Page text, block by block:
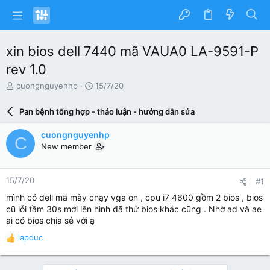
xin bios dell 7440 mã VAUA0 LA-9591-P
rev 1.0
N
ư
ờ
i
k
h
ở
i
t
o
cuongnguyenhp
N
y
ử
i
15/7/20
Pan bệnh tổng hợp - thảo luận - hướng dẫn sửa
C cuongnguyenhp
New member
15/7/20 #1
mình có dell mã mày chạy vga on , cpu i7 4600 gồm 2 bios , bios
cũ lỗi tầm 30s mới lên hình đã thử bios khác cũng . Nhờ ad và ae
ai có bios chia sẻ với ạ
R
e
lapduc